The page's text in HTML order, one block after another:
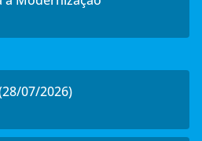
07/2026)